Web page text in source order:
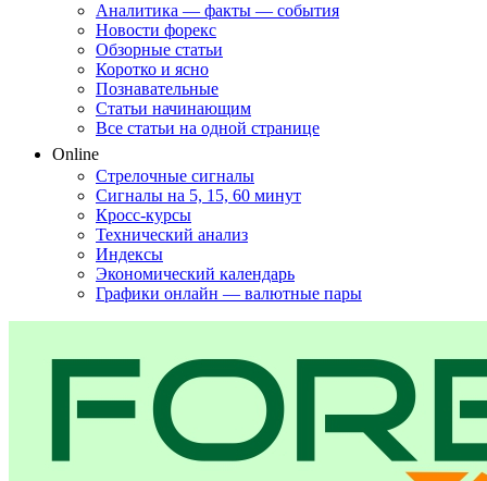
Аналитика — факты — события
Новости форекс
Обзорные статьи
Коротко и ясно
Познавательные
Статьи начинающим
Все статьи на одной странице
Online
Стрелочные сигналы
Сигналы на 5, 15, 60 минут
Кросс-курсы
Технический анализ
Индексы
Экономический календарь
Графики онлайн — валютные пары